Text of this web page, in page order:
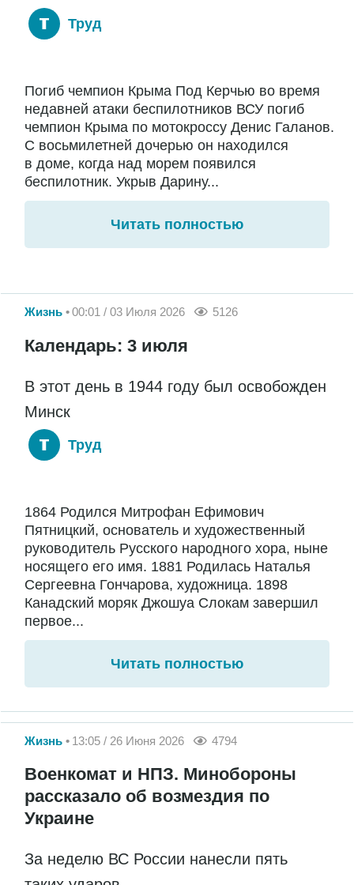
Труд
Погиб чемпион Крыма Под Керчью во время
недавней атаки беспилотников ВСУ погиб
чемпион Крыма по мотокроссу Денис Галанов.
С восьмилетней дочерью он находился
в доме, когда над морем появился
беспилотник. Укрыв Дарину...
Читать полностью
Жизнь 00:01 / 03 Июля 2026 5126
Календарь: 3 июля
В этот день в 1944 году был освобожден
Минск
Труд
1864 Родился Митрофан Ефимович
Пятницкий, основатель и художественный
руководитель Русского народного хора, ныне
носящего его имя. 1881 Родилась Наталья
Сергеевна Гончарова, художница. 1898
Канадский моряк Джошуа Слокам завершил
первое...
Читать полностью
Жизнь 13:05 / 26 Июня 2026 4794
Военкомат и НПЗ. Минобороны
рассказало об возмездия по
Украине
За неделю ВС России нанесли пять